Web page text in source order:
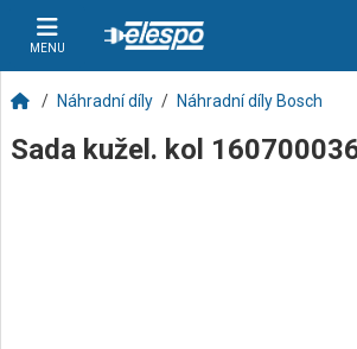
MENU
Náhradní díly Náhradní díly Bosch
Sada kužel. kol